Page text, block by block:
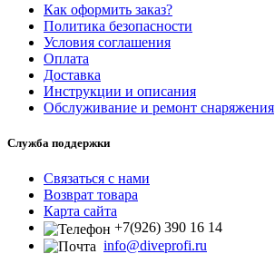
Как оформить заказ?
Политика безопасности
Условия соглашения
Оплата
Доставка
Инструкции и описания
Обслуживание и ремонт снаряжения
Служба поддержки
Связаться с нами
Возврат товара
Карта сайта
+7(926) 390 16 14
info@diveprofi.ru